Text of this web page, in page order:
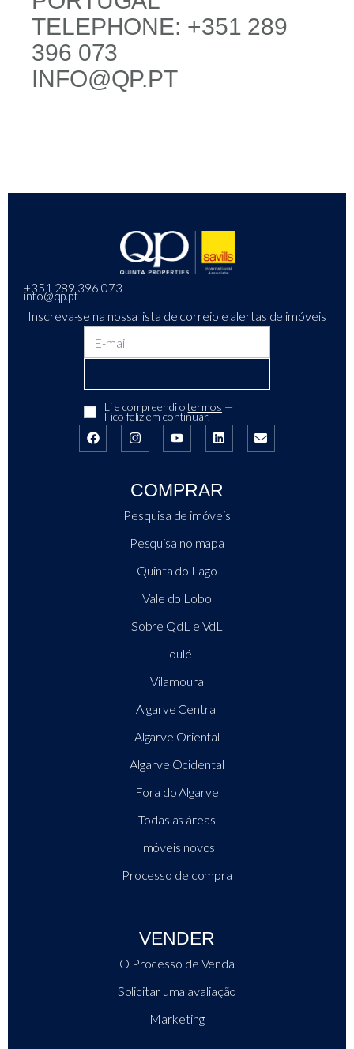
TELEPHONE: +351 289
396 073
INFO@QP.PT
+351 289 396 073
info@qp.pt
Inscreva-se na nossa lista de correio e alertas de imóveis
Li e compreendi otermos —
Fico feliz em continuar.
COMPRAR
Pesquisa de imóveis
Pesquisa no mapa
Quinta do Lago
Vale do Lobo
Sobre QdL e VdL
Loulé
Vilamoura
Algarve Central
Algarve Oriental
Algarve Ocidental
Fora do Algarve
Todas as áreas
Imóveis novos
Processo de compra
VENDER
O Processo de Venda
Solicitar uma avaliação
Marketing